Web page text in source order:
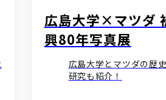
広島大学×マツダ
興80年写真展
広島大学とマツダの歴
研究も紹介！